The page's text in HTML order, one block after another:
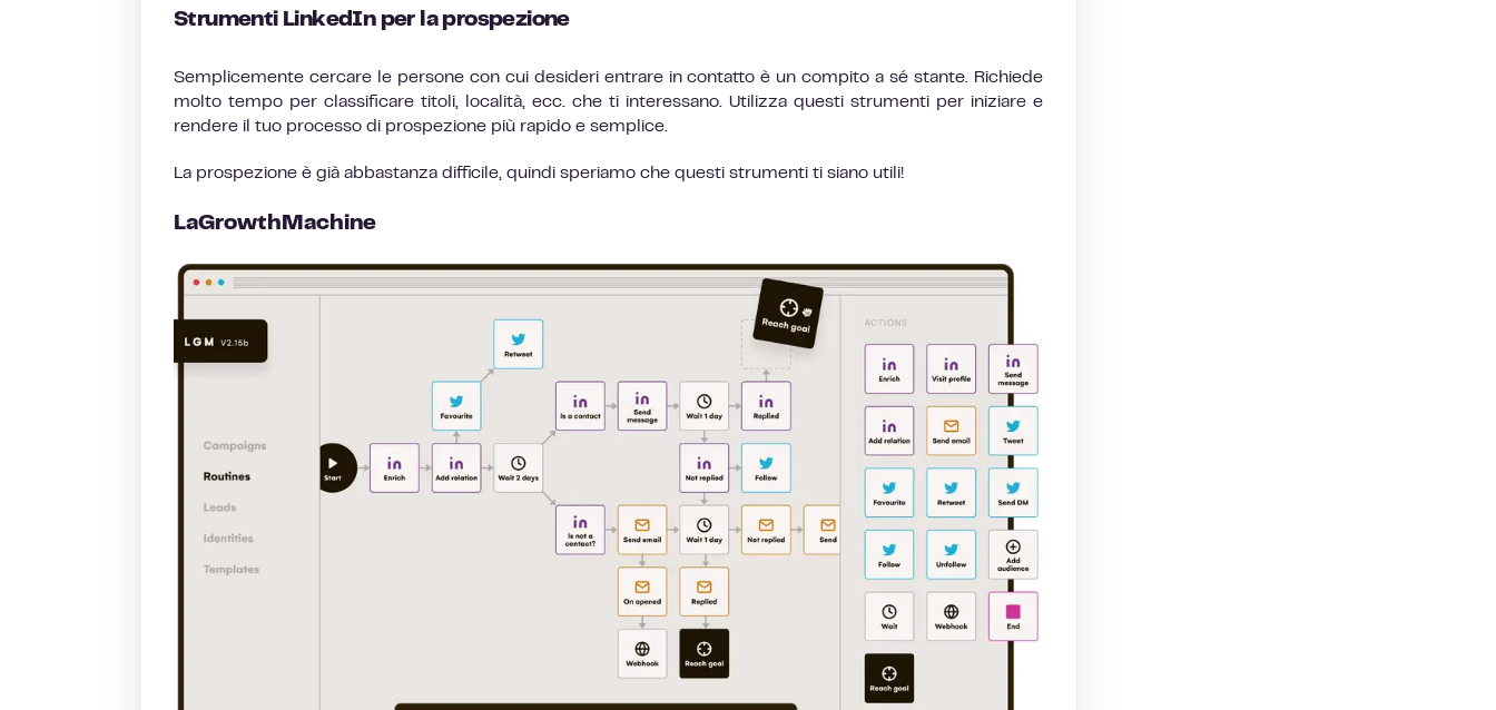
Strumenti LinkedIn per la prospezione
Semplicemente cercare le persone con cui desideri entrare in contatto è un compito a sé stante. Richiede
molto tempo per classificare titoli, località, ecc. che ti interessano. Utilizza questi strumenti per iniziare e
rendere il tuo processo di prospezione più rapido e semplice.
La prospezione è già abbastanza difficile, quindi speriamo che questi strumenti ti siano utili!
LaGrowthMachine